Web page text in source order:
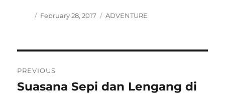
Author
Posted
February 28, 2017 Categories
ADVENTURE
navigation
PREVIOUS
Previous
Suasana Sepi dan Lengang di